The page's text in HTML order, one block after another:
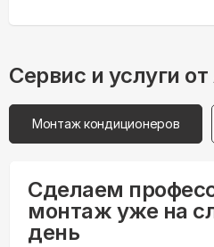
Сервис и услуги
Монтаж кондиционеров
Сделаем
монтаж уже на
день